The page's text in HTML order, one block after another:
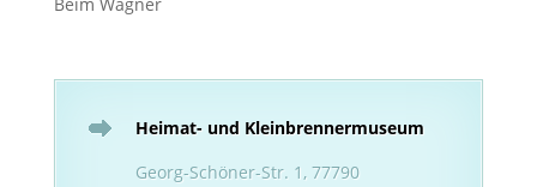
Heimat- und Kleinbrennermuseum
Georg-Schöner-Str. 1, 77790